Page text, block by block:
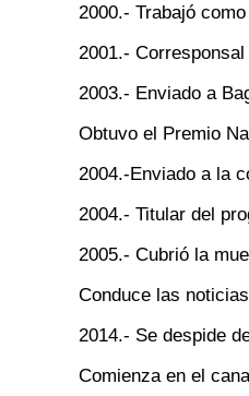
2000.- Trabajó
2001.-
2003.- Enviado a
Obtuvo el Premio
2004.-Enviado a la
2004.- Titular del
2005.- Cubrió la
Conduce las
2014.- Se despide
Comienza en el